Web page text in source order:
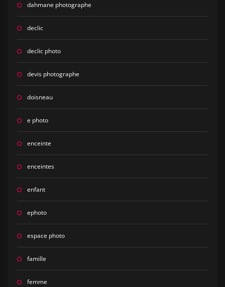
dahmane photographe
declic
declic photo
devis photographe
doisneau
e photo
enceinte
enceintes
enfant
ephoto
espace photo
famille
femme